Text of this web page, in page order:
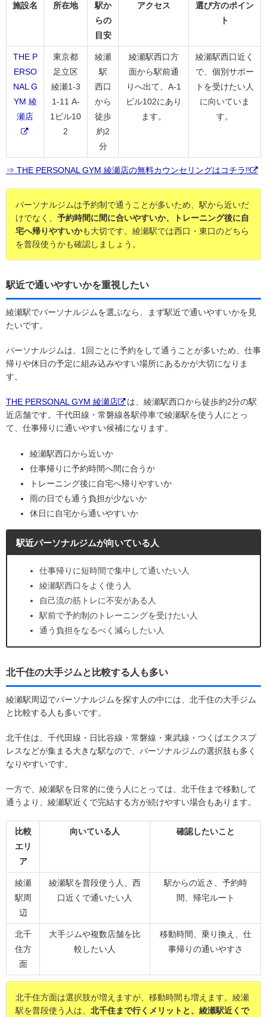
施設名 所在地
駅か
らの
目安
アクセス
選び方のポイン
ト
THE P
ERSO
NAL G
YM 綾
瀬店
東京都
足立区
綾瀬1-3
1-11 A-
1ビル10
2
綾瀬
駅
西口
から
徒歩
約2
分
綾瀬駅西口方
面から駅前通
りへ出て、A-1
ビル102にあり
ます。
綾瀬駅西口近く
で、個別サポー
トを受けたい人
に向いていま
す。
⇒ THE PERSONAL GYM 綾瀬店の無料カウンセリングはコチラ!!
パーソナルジムは予約制で通うことが多いため、駅から近いだ
けでなく、 予約時間に間に合いやすいか、トレーニング後に自
宅へ帰りやすいかも大切です。綾瀬駅では西口・東口のどちら
を普段使うかも確認しましょう。
駅近で通いやすいかを重視したい
綾瀬駅でパーソナルジムを選ぶなら、まず駅近で通いやすいかを見
たいです。
パーソナルジムは、1回ごとに予約をして通うことが多いため、仕事
帰りや休日の予定に組み込みやすい場所にあるかが大切になりま
す。
THE PERSONAL GYM 綾瀬店
は、綾瀬駅西口から徒歩約2分の駅
近店舗です。千代田線・常磐線各駅停車で綾瀬駅を使う人にとっ
て、仕事帰りに通いやすい候補になります。
綾瀬駅西口から近いか
仕事帰りに予約時間へ間に合うか
トレーニング後に自宅へ帰りやすいか
雨の日でも通う負担が少ないか
休日に自宅から通いやすいか
駅近パーソナルジムが向いている人
仕事帰りに短時間で集中して通いたい人
綾瀬駅西口をよく使う人
自己流の筋トレに不安がある人
駅前で予約制のトレーニングを受けたい人
通う負担をなるべく減らしたい人
北千住の大手ジムと比較する人も多い
綾瀬駅周辺でパーソナルジムを探す人の中には、北千住の大手ジム
と比較する人も多いです。
北千住は、千代田線・日比谷線・常磐線・東武線・つくばエクスプ
レスなどが集まる大きな駅なので、パーソナルジムの選択肢も多く
なりやすいです。
一方で、綾瀬駅を日常的に使う人にとっては、北千住まで移動して
通うより、綾瀬駅近くで完結する方が続けやすい場合もあります。
比較
エリ
ア
向いている人 確認したいこと
綾瀬
駅周
辺
綾瀬駅を普段使う人、西
口近くで通いたい人
駅からの近さ、予約時
間、帰宅ルート
北千
住方
面
大手ジムや複数店舗を比
較したい人
移動時間、乗り換え、仕
事帰りの通いやすさ
北千住方面は選択肢が増えますが、移動時間も増えます。綾瀬
駅を普段使う人は、 北千住まで行くメリットと、綾瀬駅近くで